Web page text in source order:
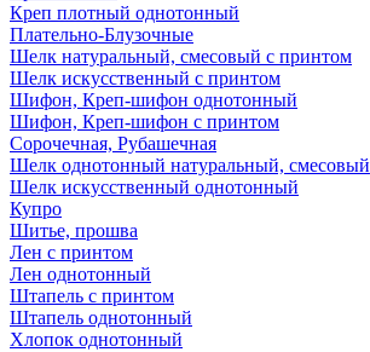
Креп плотный однотонный
Плательно-Блузочные
Шелк натуральный, смесовый с принтом
Шелк искусственный с принтом
Шифон, Креп-шифон однотонный
Шифон, Креп-шифон с принтом
Сорочечная, Рубашечная
Шелк однотонный натуральный, смесовый
Шелк искусственный однотонный
Купро
Шитье, прошва
Лен с принтом
Лен однотонный
Штапель с принтом
Штапель однотонный
Хлопок однотонный